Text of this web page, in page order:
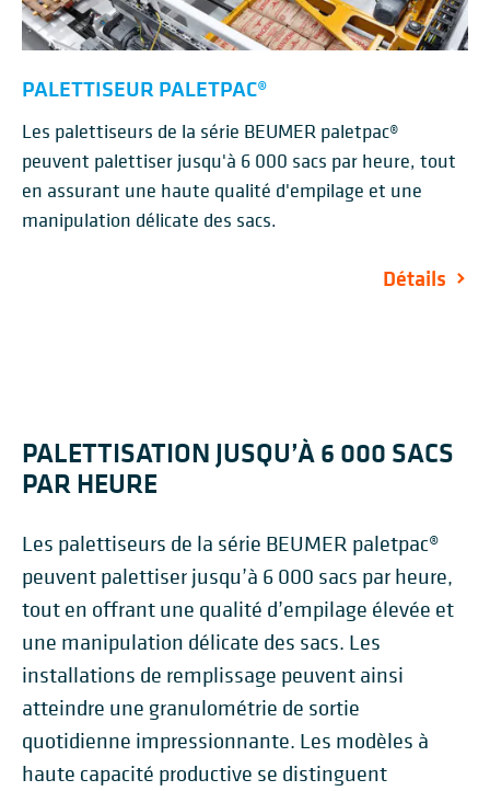
PALETTISEUR PALETPAC®
Les palettiseurs de la série BEUMER paletpac®
peuvent palettiser jusqu'à 6 000 sacs par heure, tout
en assurant une haute qualité d'empilage et une
manipulation délicate des sacs.
Détails
PALETTISATION JUSQU’À 6 000 SACS
PAR HEURE
Les palettiseurs de la série BEUMER paletpac®
peuvent palettiser jusqu’à 6 000 sacs par heure,
tout en offrant une qualité d’empilage élevée et
une manipulation délicate des sacs. Les
installations de remplissage peuvent ainsi
atteindre une granulométrie de sortie
quotidienne impressionnante. Les modèles à
haute capacité productive se distinguent